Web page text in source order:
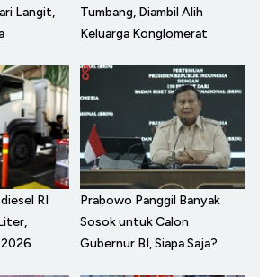
Langit,
Tumbang, Diambil Alih
Keluarga Konglomerat
RI
Prabowo Panggil Banyak
Sosok untuk Calon
Gubernur BI, Siapa Saja?